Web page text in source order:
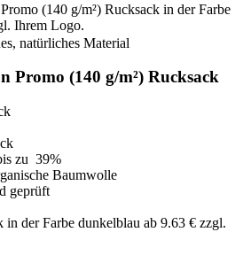
natürliches Material
Promo (140 g/m²) Rucksack
zu 39%
Baumwolle
geprüft